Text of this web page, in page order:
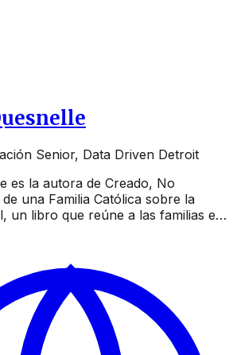
Senior, Data Driven Detroit
es la autora de Creado, No
una Familia Católica sobre la
un libro que reúne a las familias e…